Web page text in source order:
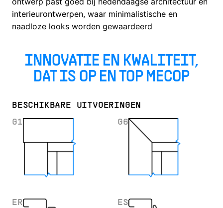
interieurontwerpen, waar minimalistische en
naadloze looks worden gewaardeerd
INNOVATIE EN KWALITEIT,
DAT IS OP EN TOP MECOP
BESCHIKBARE UITVOERINGEN
G1
G6
ER ES